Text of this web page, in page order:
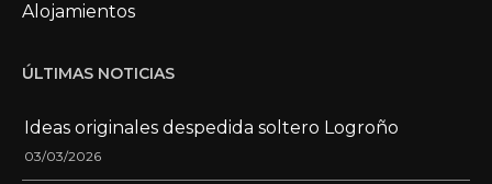
Alojamientos
ÚLTIMAS NOTICIAS
Ideas originales despedida soltero Logroño
03/03/2026